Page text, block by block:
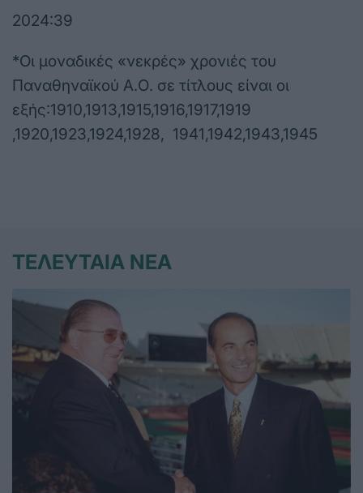
2024:39
*Οι μοναδικές «νεκρές» χρονιές του
Παναθηναϊκού Α.Ο. σε τίτλους είναι οι
εξής:1910,1913,1915,1916,1917,1919
,1920,1923,1924,1928, 1941,1942,1943,1945
ΤΕΛΕΥΤΑΙΑ ΝΕΑ